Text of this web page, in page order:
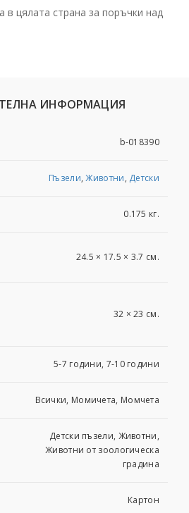
в цялата страна за поръчки над
ИНФОРМАЦИЯ
b-018390
Пъзели,Животни, Детски
0.175 кг.
24.5 × 17.5 × 3.7 см.
32 × 23 см.
5-7 години, 7-10 години
Всички, Момичета, Момчета
Детски пъзели, Животни,
Животни от зоологическа
градина
Картон